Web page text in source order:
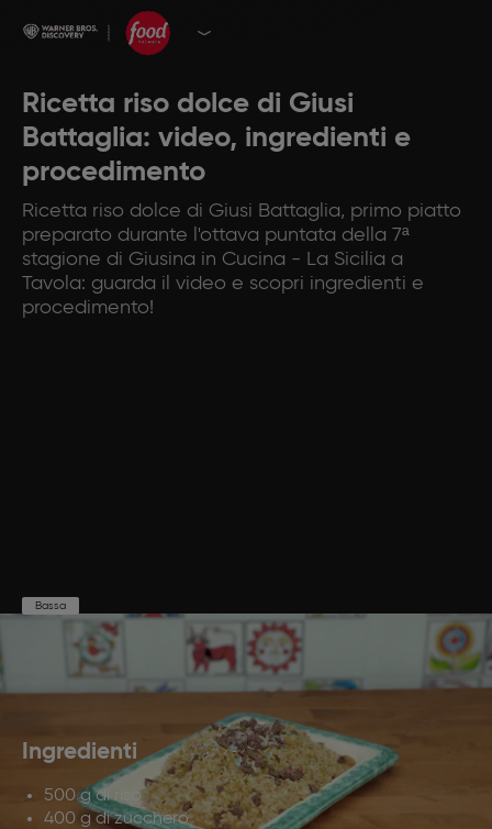
Ricetta riso dolce di Giusi
Battaglia: video, ingredienti e
procedimento
Ricetta riso dolce di Giusi Battaglia, primo piatto
preparato durante l'ottava puntata della 7ª
stagione di Giusina in Cucina - La Sicilia a
Tavola: guarda il video e scopri ingredienti e
procedimento!
Bassa
Preparazione
10'
Cottura
15'
Ingredienti
500 g di riso
400 g di zucchero